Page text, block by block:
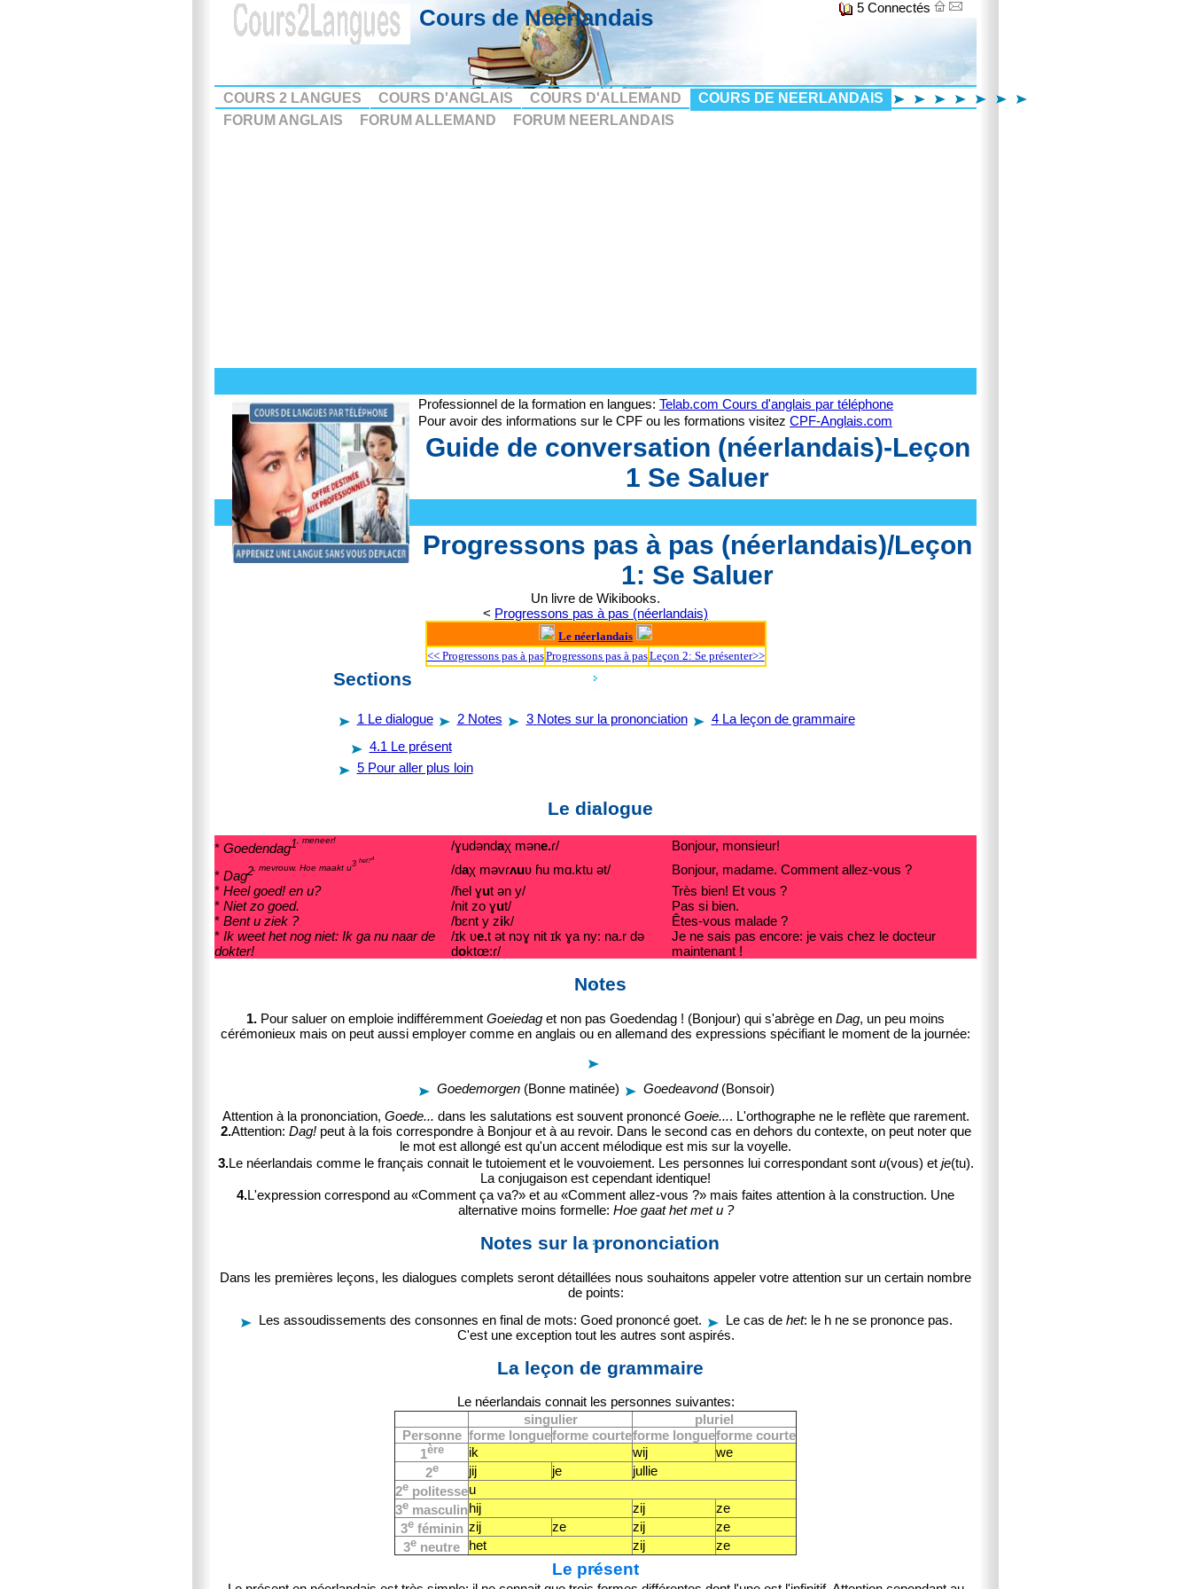
Cours de Neerlandais 5 Connectés
COURS 2 LANGUES COURS D'ANGLAIS COURS D'ALLEMAND
COURS DE NEERLANDAIS
FORUM ANGLAIS
FORUM ALLEMAND FORUM NEERLANDAIS
Professionnel de la formation en langues: Telab.com Cours d'anglais par téléphone
Pour avoir des informations sur le CPF ou les formations visitez CPF-Anglais.com
Guide de conversation (néerlandais)-Leçon
1 Se Saluer
Progressons pas à pas (néerlandais)/Leçon
1: Se Saluer
Un livre de Wikibooks.
< Progressons pas à pas (néerlandais)
Le néerlandais
<< Progressons pas à pasProgressons pas à pasLeçon 2: Se présenter>>
Sections
1 Le dialogue 2 Notes 3 Notes sur la prononciation 4 La leçon de grammaire
4.1 Le présent
5 Pour aller plus loin
Le dialogue
* Goedendag1 , meneer! /ɣudǝndaχ mǝne.ɾ/
Bonjour, monsieur!
* Dag2 , mevrouw. Hoe maakt u3 het?4
/daχ mǝvɾʌuʋ ɦu mɑ.ktu ǝt/
Bonjour, madame. Comment allez-vous ?
* Heel goed! en u? /ɦel ɣut ǝn y/
Très bien! Et vous ?
* Niet zo goed. /nit zo ɣut/
Pas si bien.
* Bent u ziek ? /bɛnt y zik/
Êtes-vous malade ?
* Ik weet het nog niet: Ik ga nu naar de
dokter!
/ɪk ʋe.t ǝt nɔɣ nit ɪk ɣa ny: na.r dǝ
doktœ:ɾ/
Je ne sais pas encore: je vais chez le docteur
maintenant !
Notes
1. Pour saluer on emploie indifféremment Goeiedag et non pas Goedendag ! (Bonjour) qui s'abrège en Dag, un peu moins
cérémonieux mais on peut aussi employer comme en anglais ou en allemand des expressions spécifiant le moment de la journée:
Goedemorgen (Bonne matinée) Goedeavond(Bonsoir)
Attention à la prononciation, Goede... dans les salutations est souvent prononcé Goeie.... L'orthographe ne le reflète que rarement.
2.Attention: Dag!peut à la fois correspondre à Bonjour et à au revoir. Dans le second cas en dehors du contexte, on peut noter que
le mot est allongé est qu'un accent mélodique est mis sur la voyelle.
3.Le néerlandais comme le français connait le tutoiement et le vouvoiement. Les personnes lui correspondant sont u(vous) et je(tu).
La conjugaison est cependant identique!
4.L'expression correspond au «Comment ça va?» et au «Comment allez-vous ?» mais faites attention à la construction. Une
alternative moins formelle: Hoe gaat het met u ?
Notes sur la prononciation
Dans les premières leçons, les dialogues complets seront détaillées nous souhaitons appeler votre attention sur un certain nombre
de points:
Les assoudissements des consonnes en final de mots: Goed prononcé goet.
Le cas de het: le h ne se prononce pas.
C'est une exception tout les autres sont aspirés.
La leçon de grammaire
Le néerlandais connait les personnes suivantes:
singulier
pluriel
Personne forme longueforme courteforme longueforme courte
1ère ik wij
we
2e jij je
jullie
2e politesseu
3e masculinhij zij
ze
3eféminin zij ze zij
ze
3e neutre het zij ze
Le présent